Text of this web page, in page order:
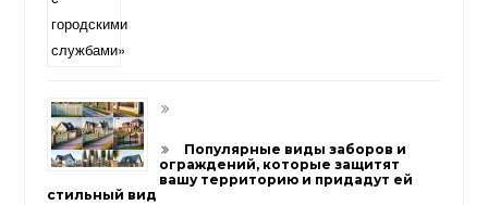
Популярные виды заборов и
ограждений, которые защитят
вашу территорию и придадут ей
стильный вид